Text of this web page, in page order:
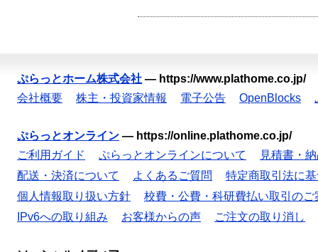
ぷらっとホーム株式会社 — https://www.plathome.co.jp/
会社概要
株主・投資家情報 電子公告 OpenBlocks
ぷらっとオンライン — https://online.plathome.co.jp/
ご利用ガイド
ぷらっとオンラインについて
見積書・
配送・決済について
よくあるご質問
特定商取引法に
個人情報取り扱い方針
校費・公費・科研費払い取引のご
IPv6への取り組み
お客様からの声 ご注文の取り消し